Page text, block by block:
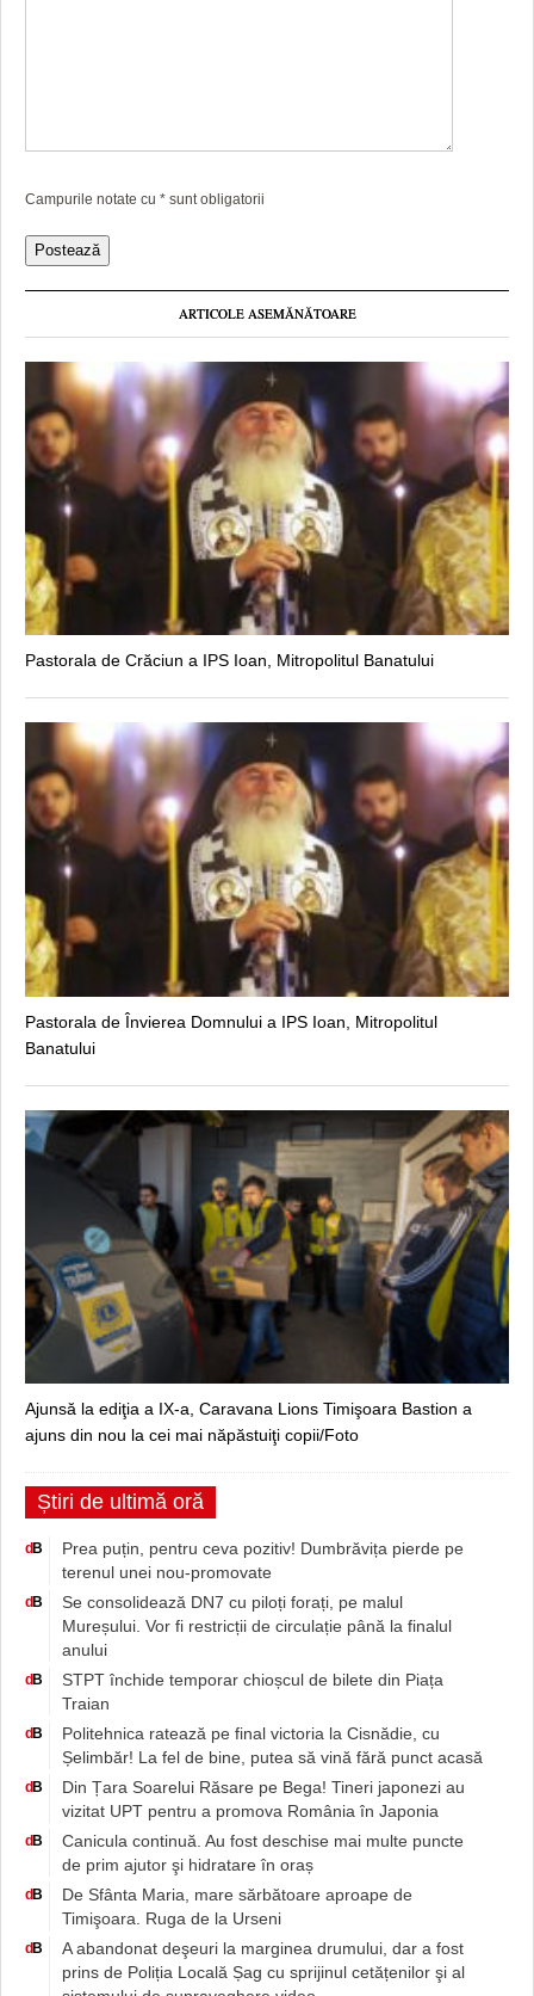
Campurile notate cu * sunt obligatorii
ARTICOLE ASEMĂNĂTOARE
Pastorala de Crăciun a IPS Ioan, Mitropolitul Banatului
Pastorala de Învierea Domnului a IPS Ioan, Mitropolitul
Banatului
Ajunsă la ediţia a IX-a, Caravana Lions Timişoara Bastion a
ajuns din nou la cei mai năpăstuiţi copii/Foto
Știri de ultimă oră
d B
Prea puțin, pentru ceva pozitiv! Dumbrăvița pierde pe
terenul unei nou-promovate
d B
Se consolidează DN7 cu piloți forați, pe malul
Mureșului. Vor fi restricții de circulație până la finalul
anului
d B
STPT închide temporar chioșcul de bilete din Piața
Traian
d B
Politehnica ratează pe final victoria la Cisnădie, cu
Șelimbăr! La fel de bine, putea să vină fără punct acasă
d B
Din Țara Soarelui Răsare pe Bega! Tineri japonezi au
vizitat UPT pentru a promova România în Japonia
d B
Canicula continuă. Au fost deschise mai multe puncte
de prim ajutor şi hidratare în oraș
d B
De Sfânta Maria, mare sărbătoare aproape de
Timişoara. Ruga de la Urseni
d B
A abandonat deşeuri la marginea drumului, dar a fost
prins de Poliția Locală Șag cu sprijinul cetățenilor şi al